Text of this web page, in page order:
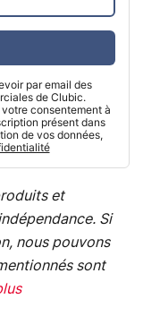
par email des
de Clubic.
consentement à
présent dans
de vos données,
et
Si
nous pouvons
sont